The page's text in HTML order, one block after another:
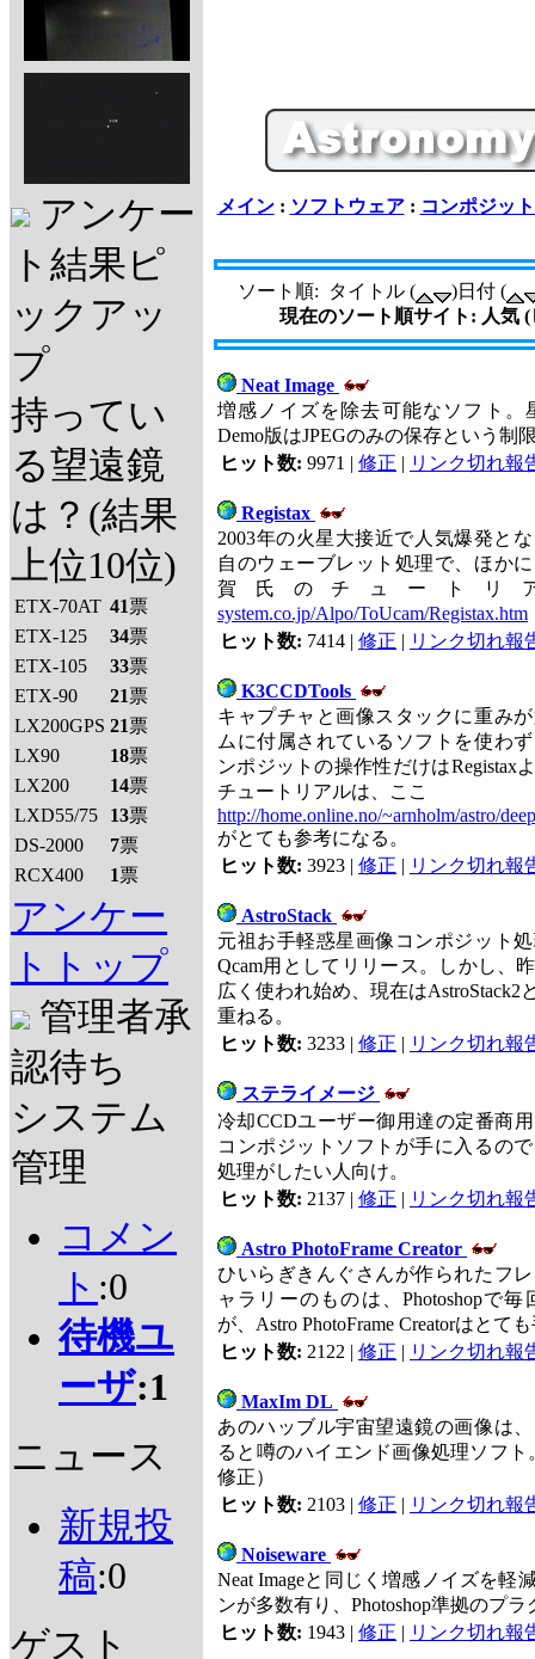
アンケー
ト結果ピ
ックアッ
プ
持ってい
る望遠鏡
は？(結果
上位10位)
ETX-70AT 41票
ETX-125
34票
ETX-105
33票
ETX-90
21票
LX200GPS 21票
LX90
18票
LX200
14票
LXD55/75
13票
DS-2000
7票
RCX400
1票
アンケー
トトップ
管理者承
認待ち
システム
管理
コメン
ト :0
待機ユ
ーザ:1
ニュース
新規投
稿:0
ゲスト
メイン: ソフトウェア: コンポジッ
ソート順: タイトル (
)日付 (
現在のソート順サイト: 人気
Neat Image
増感ノイズを除去可能なソフト。
Demo版はJPEGのみの保存という制
ヒット数: 9971 | 修正 | リンク切れ報
Registax
2003年の火星大接近で人気爆発と
自のウェーブレット処理で、ほか
賀氏のチュートリ
system.co.jp/Alpo/ToUcam/Registax.htm
ヒット数: 7414 | 修正 | リンク切れ報
K3CCDTools
キャプチャと画像スタックに重み
ムに付属されているソフトを使わ
ンポジットの操作性だけはRegistax
チュートリアルは、ここ
http://home.online.no/~arnholm/astro/
がとても参考になる。
ヒット数: 3923 | 修正 | リンク切れ報
AstroStack
元祖お手軽惑星画像コンポジット
Qcam用としてリリース。しかし、
広く使われ始め、現在はAstroStack2
重ねる。
ヒット数: 3233 | 修正 | リンク切れ報
ステライメージ
冷却CCDユーザー御用達の定番商
コンポジットソフトが手に入るの
処理がしたい人向け。
ヒット数: 2137 | 修正 | リンク切れ報
Astro PhotoFrame Creator
ひいらぎきんぐさんが作られたフ
ャラリーのものは、Photoshopで
が、Astro PhotoFrame Creatorはとて
ヒット数: 2122 | 修正 | リンク切れ報
MaxIm DL
あのハッブル宇宙望遠鏡の画像は
ると噂のハイエンド画像処理ソフト
修正）
ヒット数: 2103 | 修正 | リンク切れ報
Noiseware
Neat Imageと同じく増感ノイズを軽
ンが多数有り、Photoshop準拠のプ
ヒット数: 1943 | 修正 | リンク切れ報